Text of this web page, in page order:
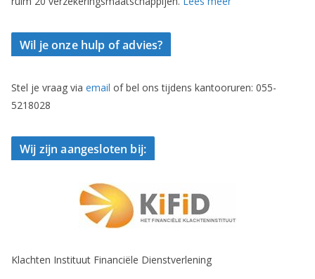
Wil je onze hulp of advies?
Stel je vraag via email of bel ons tijdens kantooruren: 055-
5218028
Wij zijn aangesloten bij:
Klachten Instituut Financiële Dienstverlening